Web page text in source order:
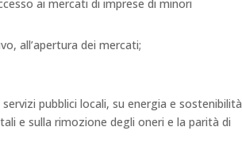
ai mercati di imprese di minori
all’apertura dei mercati;
pubblici locali, su energia e sostenibilità
e sulla rimozione degli oneri e la parità di